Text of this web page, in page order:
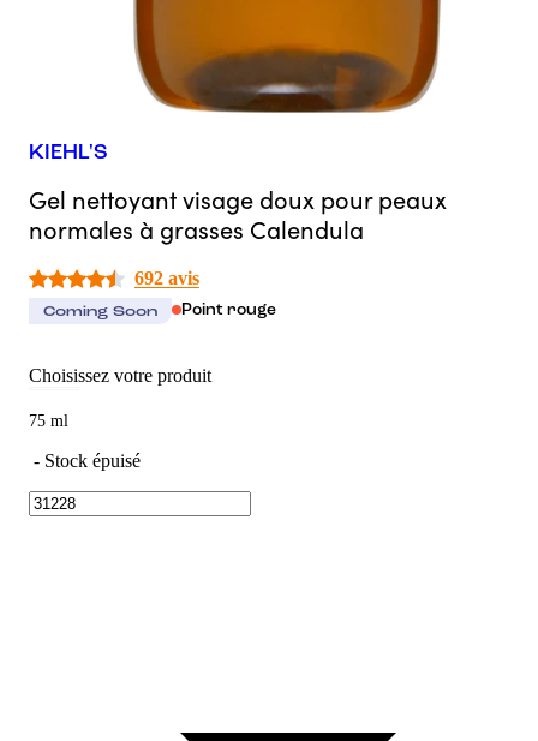
KIEHL'S
Gel nettoyant visage doux pour peaux
normales à grasses Calendula
692 avis
Coming Soon Point rouge
Choisissez votre produit
75 ml
- Stock épuisé